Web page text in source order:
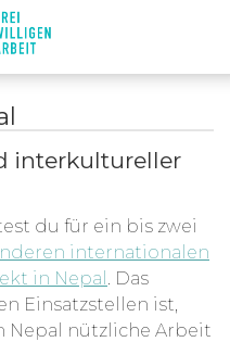
interkultureller
du für ein bis zwei
internationalen
in Nepal . Das
Einsatzstellen ist,
Nepal nützliche Arbeit